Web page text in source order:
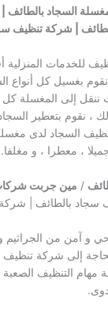
السجاد
| شركة تنظيف
للخدمات
بغسيل كل أنواع
ننقل إلى المغسلة كل
، نقوم بتعطير
السجاد لدى
، معطرا ، و مغلفا.
/ مين جربت
سجاد بالطائف |
من الجراثيم و
إلى شركة تنظيف
التنظيف الصعبة